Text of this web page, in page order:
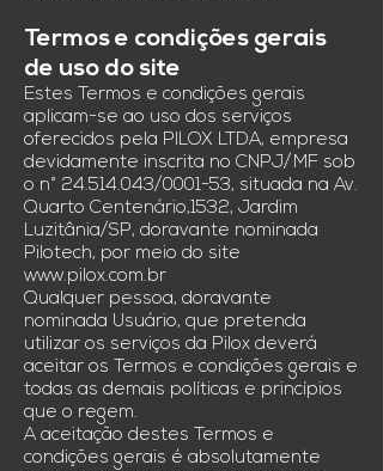
Termos e condições gerais
de uso do site
Estes Termos e condições gerais
aplicam-se ao uso dos serviços
oferecidos pela PILOX LTDA, empresa
devidamente inscrita no CNPJ/MF sob
o n° 24.514.043/0001-53, situada na Av.
Quarto Centenário,1532, Jardim
Luzitânia/SP, doravante nominada
Pilotech, por meio do site
www.pilox.com.br
Qualquer pessoa, doravante
nominada Usuário, que pretenda
utilizar os serviços da Pilox deverá
aceitar os Termos e condições gerais e
todas as demais políticas e princípios
que o regem.
A aceitação destes Termos e
condições gerais é absolutamente